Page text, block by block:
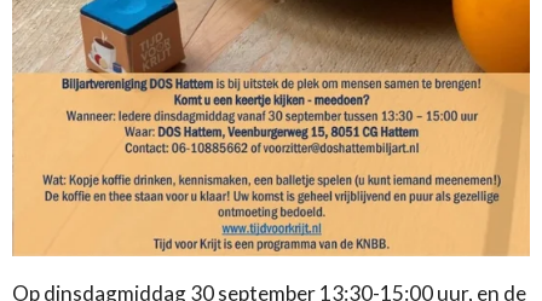
Op dinsdagmiddag 30 september 13:30-15:00 uur, en de